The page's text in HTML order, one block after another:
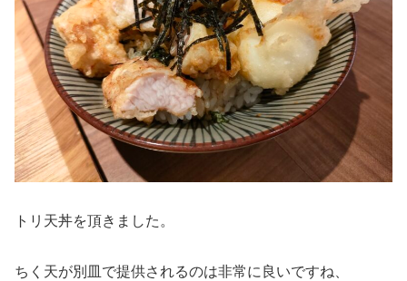
トリ天丼を頂きました。
ちく天が別皿で提供されるのは非常に良いですね、